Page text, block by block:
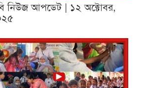
নিউজ আপডেট | ১২ অক্টোবর,